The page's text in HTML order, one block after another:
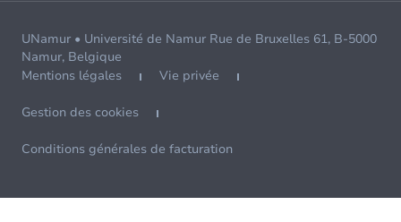
UNamur • Université de Namur Rue de Bruxelles 61, B-5000
Namur, Belgique
Mentions légales
Vie privée
Gestion des cookies
Conditions générales de facturation